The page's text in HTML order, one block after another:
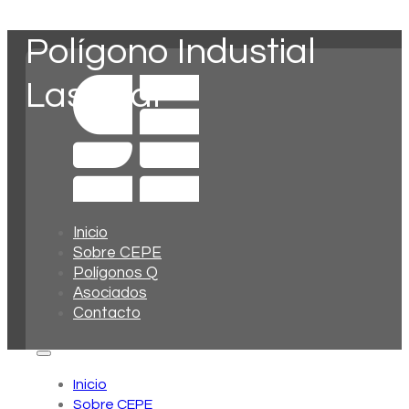
Inicio
Sobre CEPE
Polígonos Q
Asociados
Contacto
Inicio
Sobre CEPE
Polígono Industial
Laskibar